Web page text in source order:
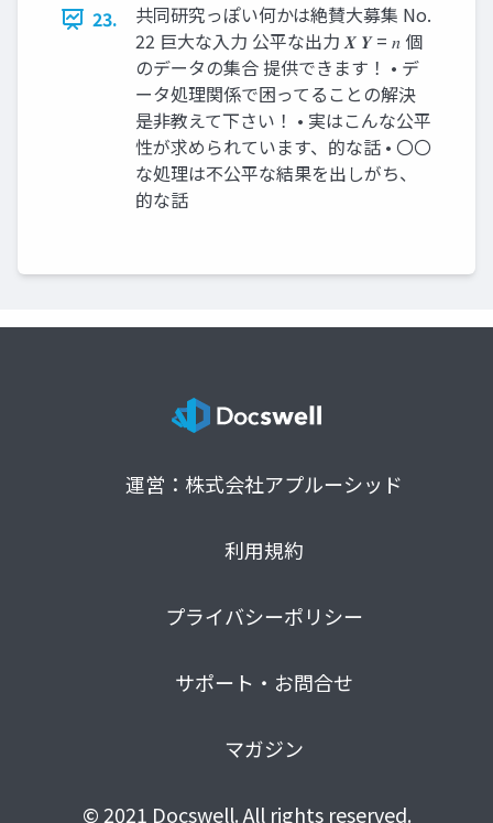
23.
共同研究っぽい何かは絶賛大募集 No.
22 巨大な入力 公平な出力 𝑿 𝒀 = 𝑛 個
のデータの集合 提供できます！ • デ
ータ処理関係で困ってることの解決
是非教えて下さい！ • 実はこんな公平
性が求められています、的な話 • 〇〇
な処理は不公平な結果を出しがち、
的な話
運営：株式会社アプルーシッド
利用規約
プライバシーポリシー
サポート・お問合せ
マガジン
© 2021 Docswell. All rights reserved.